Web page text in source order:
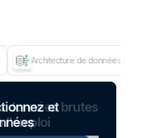
Architecture de données de pointe
et